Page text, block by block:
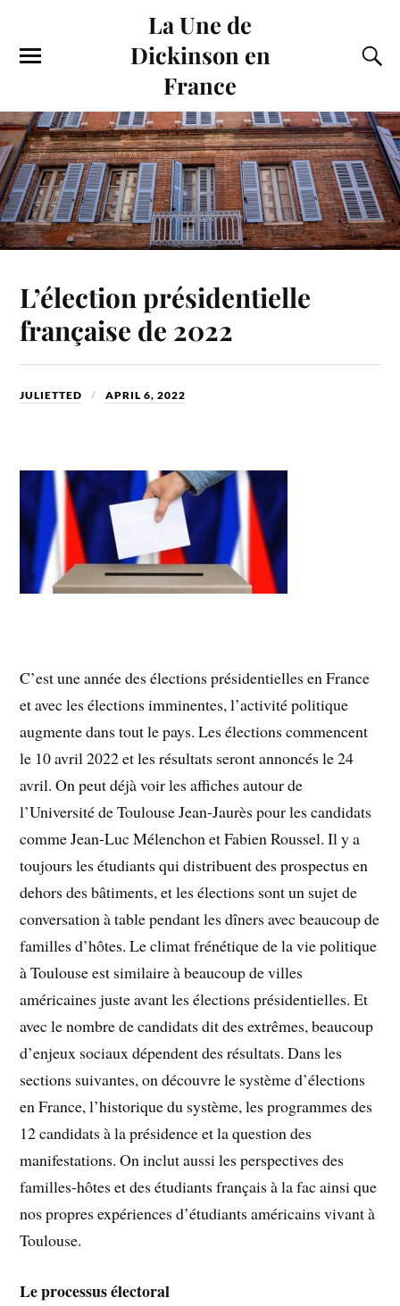
La Une de
Dickinson en
France
L’élection présidentielle
française de 2022
JULIETTED APRIL 6, 2022
C’est une année des élections présidentielles en France
et avec les élections imminentes, l’activité politique
augmente dans tout le pays. Les élections commencent
le 10 avril 2022 et les résultats seront annoncés le 24
avril. On peut déjà voir les affiches autour de
l’Université de Toulouse Jean-Jaurès pour les candidats
comme Jean-Luc Mélenchon et Fabien Roussel. Il y a
toujours les étudiants qui distribuent des prospectus en
dehors des bâtiments, et les élections sont un sujet de
conversation à table pendant les dîners avec beaucoup de
familles d’hôtes. Le climat frénétique de la vie politique
à Toulouse est similaire à beaucoup de villes
américaines juste avant les élections présidentielles. Et
avec le nombre de candidats dit des extrêmes, beaucoup
d’enjeux sociaux dépendent des résultats. Dans les
sections suivantes, on découvre le système d’élections
en France, l’historique du système, les programmes des
12 candidats à la présidence et la question des
manifestations. On inclut aussi les perspectives des
familles-hôtes et des étudiants français à la fac ainsi que
nos propres expériences d’étudiants américains vivant à
Toulouse.
Le processus électoral